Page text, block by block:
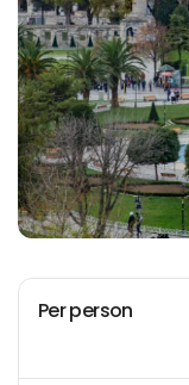
Per person